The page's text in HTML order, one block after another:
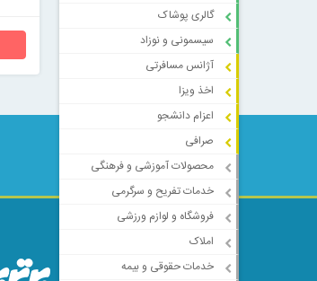
گالری پوشاک
سیسمونی و نوزاد
آژانس مسافرتی
اخذ ویزا
اعزام دانشجو
صرافی
محصولات آموزشی و فرهنگی
خدمات تفریح و سرگرمی
فروشگاه و لوازم ورزشی
املاک
خدمات حقوقی و بیمه